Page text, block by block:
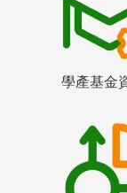
學產基金